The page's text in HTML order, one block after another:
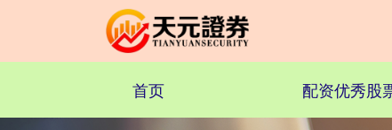
首页 配资优秀股